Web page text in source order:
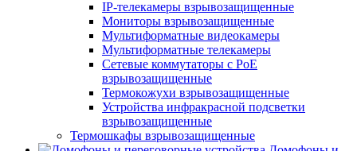
IP-телекамеры взрывозащищенные
Мониторы взрывозащищенные
Мультиформатные видеокамеры
Мультиформатные телекамеры
Сетевые коммутаторы с РоЕ
взрывозащищенные
Термокожухи взрывозащищенные
Устройства инфракрасной подсветки
взрывозащищенные
Термошкафы взрывозащищенные